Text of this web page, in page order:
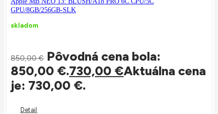
GPU/8GB/256GB-SLK
skladom
850,00€ Pôvodná cena bola:
850,00 €.730,00 €Aktuálna cena
je: 730,00 €.
Detail